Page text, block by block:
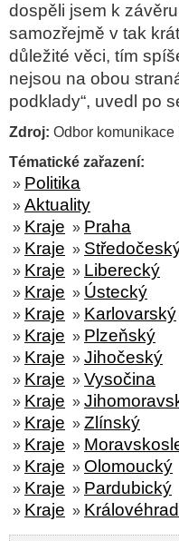
dospěli jsem k
samozřejmě v tak
důležité věci, tím
nejsou na obou
podklady“, uvedl po
Zdroj: Odbor komunikace
Tématické zařazení:
» Politika
» Aktuality
» Kraje » Praha
» Kraje »
» Kraje » Liberecký
» Kraje » Ústecký
» Kraje » Karlovarský
» Kraje » Plzeňský
» Kraje » Jihočeský
» Kraje » Vysočina
» Kraje »
» Kraje » Zlínský
» Kraje »
» Kraje » Olomoucký
» Kraje » Pardubický
» Kraje »